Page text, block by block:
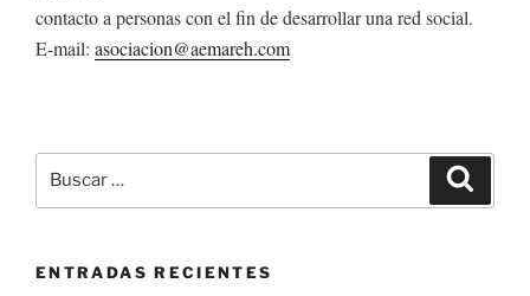
contacto a personas con el fin de desarrollar una red social.
E-mail: asociacion@aemareh.com
por:
ENTRADAS RECIENTES